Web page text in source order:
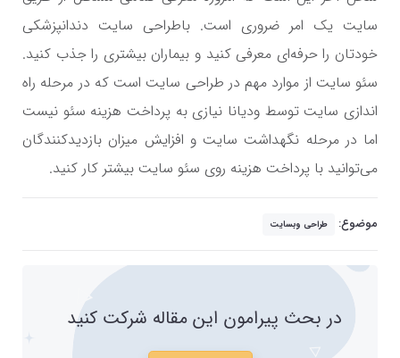
سایت یک امر ضروری است. باطراحی سایت دندانپزشکی
خودتان را حرفه‌ای معرفی کنید و بیماران بیشتری را جذب کنید.
سئو سایت از موارد مهم در طراحی سایت است که در مرحله راه
اندازی سایت توسط ودیانا نیازی به پرداخت هزینه سئو نیست
اما در مرحله نگهداشت سایت و افزایش میزان بازدیدکنندگان
می‌توانید با پرداخت هزینه روی سئو سایت بیشتر کار کنید.
موضوع: طراحی وبسایت
در بحث پیرامون این مقاله شرکت کنید